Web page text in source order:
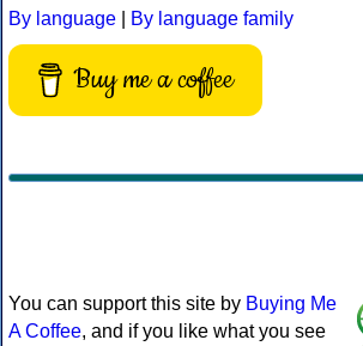
By language By language family
Buy me a coffee
You can support this site by Buying Me
A Coffee, and if you like what you see